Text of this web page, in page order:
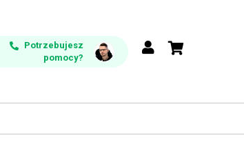
Potrzebujesz
pomocy?